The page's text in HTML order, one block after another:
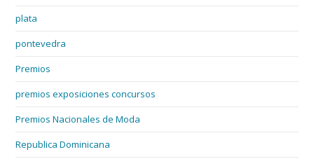
plata
pontevedra
Premios
premios exposiciones concursos
Premios Nacionales de Moda
Republica Dominicana